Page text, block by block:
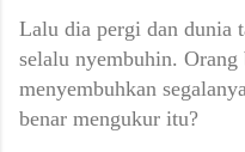
Lalu dia pergi dan dunia
selalu nyembuhin. Orang
menyembuhkan
benar mengukur itu?